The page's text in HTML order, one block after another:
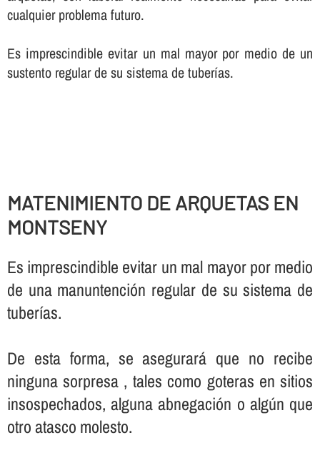
cualquier problema futuro.
Es imprescindible evitar un mal mayor por medio de un
sustento regular de su sistema de tuberí­as.
MATENIMIENTO DE ARQUETAS EN
MONTSENY
Es imprescindible evitar un mal mayor por medio
de una manuntención regular de su sistema de
tuberí­as.
De esta forma, se asegurará que no recibe
ninguna sorpresa , tales como goteras en sitios
insospechados, alguna abnegación o algún que
otro atasco molesto.